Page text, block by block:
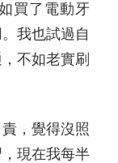
買了電動牙
我也試過自
不如老實刷
，覺得沒照
現在我每半